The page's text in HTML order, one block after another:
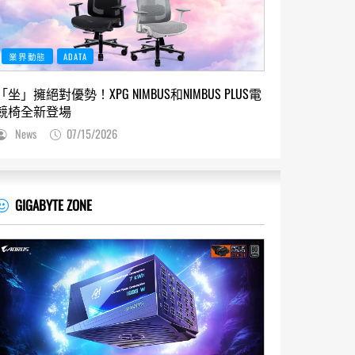
業界動態 ADATA
坐」擁絕對優勢！XPG NIMBUS和NIMBUS PLUS電
椅全新登場
News 07/15/2026
GIGABYTE ZONE